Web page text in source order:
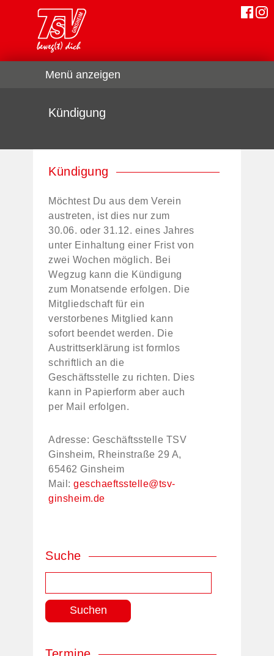
Menü anzeigen
Kündigung
Kündigung
Möchtest Du aus dem Verein
austreten, ist dies nur zum
30.06. oder 31.12. eines Jahres
unter Einhaltung einer Frist von
zwei Wochen möglich. Bei
Wegzug kann die Kündigung
zum Monatsende erfolgen. Die
Mitgliedschaft für ein
verstorbenes Mitglied kann
sofort beendet werden. Die
Austrittserklärung ist formlos
schriftlich an die
Geschäftsstelle zu richten. Dies
kann in Papierform aber auch
per Mail erfolgen.
Adresse: Geschäftsstelle TSV
Ginsheim, Rheinstraße 29 A,
65462 Ginsheim
Mail: geschaeftsstelle@tsv-
ginsheim.de
Suche
nach: